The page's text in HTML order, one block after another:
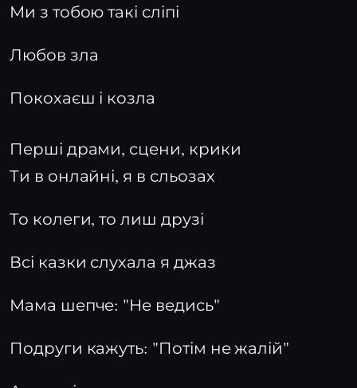
Ми з тобою такі сліпі
Любов зла
Покохаєш і козла
Перші драми, сцени, крики
Ти в онлайні, я в сльозах
То колеги, то лиш друзі
Всі казки слухала я джаз
Мама шепче: "Не ведись"
Подруги кажуть: "Потім не жалій"